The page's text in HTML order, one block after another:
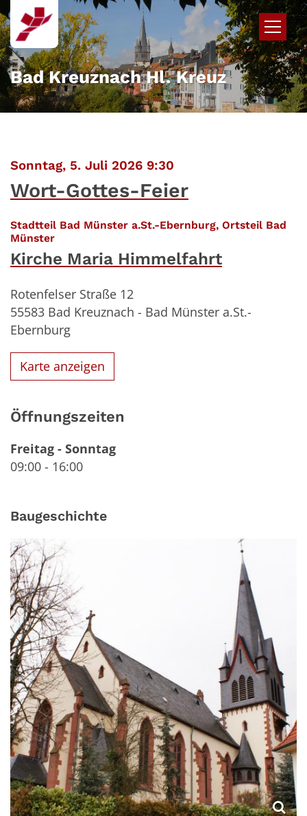
Zum Inhalt springen
Bad Kreuznach Hl. Kreuz
Sonntag, 5. Juli 2026 9:30
Wort-Gottes-Feier
Stadtteil Bad Münster a.St.-Ebernburg, Ortsteil Bad
Münster:
Kirche Maria Himmelfahrt
Rotenfelser Straße 12
55583 Bad Kreuznach - Bad Münster a.St.-
Ebernburg
Karte anzeigen
Öffnungszeiten
Freitag - Sonntag
09:00 - 16:00
Baugeschichte